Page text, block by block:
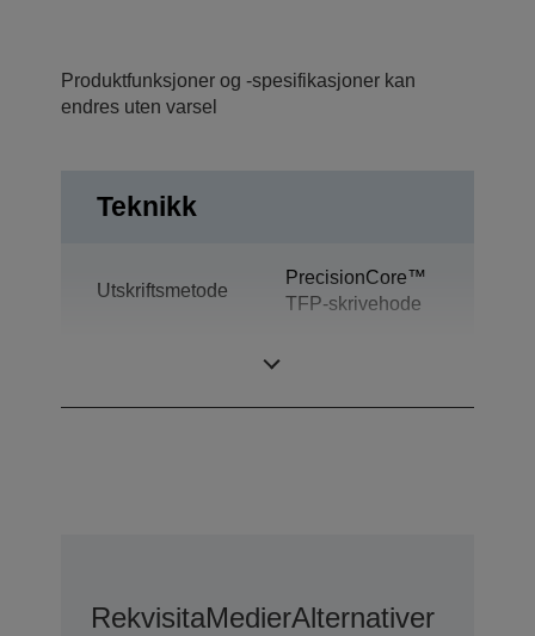
Produktfunksjoner og -spesifikasjoner kan
endres uten varsel
Teknikk
Utskriftsmetode
PrecisionCore™
TFP-skrivehode
RekvisitaMedierAlternativer For